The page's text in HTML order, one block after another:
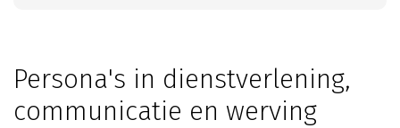
Persona's in dienstverlening,
communicatie en werving